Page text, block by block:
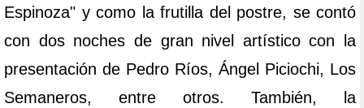
Espinoza" y como la frutilla del postre, se contó
con dos noches de gran nivel artístico con la
presentación de Pedro Ríos, Ángel Piciochi, Los
Semaneros, entre otros. También, la